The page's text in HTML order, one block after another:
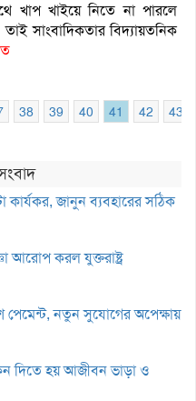
খাপ খাইয়ে নিতে না পারলে
সাংবাদিকতার বিদ্যায়তনিক
38 39 40 41 42
43
জানুন ব্যবহারের সঠিক
আরোপ করল যুক্তরাষ্ট্র
পেমেন্ট, নতুন সুযোগের অপেক্ষায়
দিতে হয় আজীবন ভাড়া ও